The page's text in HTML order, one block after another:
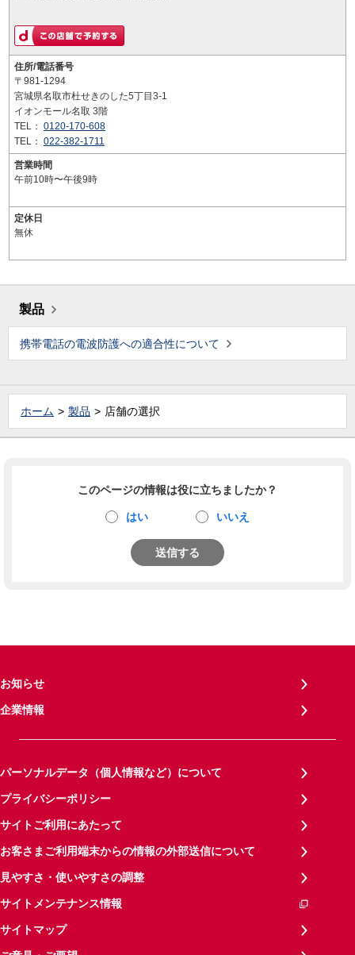
住所/電話番号
〒981-1294
宮城県名取市杜せきのした5丁目3-1
イオンモール名取 3階
TEL： 0120-170-608
TEL： 022-382-1711
営業時間
午前10時〜午後9時
定休日
無休
製品
携帯電話の電波防護への適合性について
ホーム 製品 店舗の選択
このページの情報は役に立ちましたか？
はい いいえ
送信する
お知らせ
企業情報
パーソナルデータ（個人情報など）について
プライバシーポリシー
サイトご利用にあたって
お客さまご利用端末からの情報の外部送信について
見やすさ・使いやすさの調整
サイトメンテナンス情報
サイトマップ